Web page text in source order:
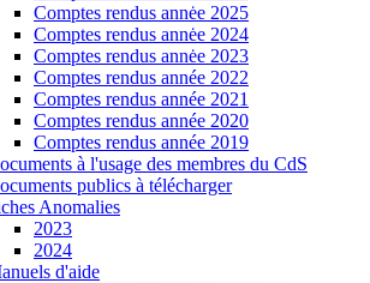
Comptes rendus annėe 2025
Comptes rendus annėe 2024
Comptes rendus annėe 2023
Comptes rendus année 2022
Comptes rendus année 2021
Comptes rendus année 2020
Comptes rendus année 2019
à l'usage des membres du CdS
publics à télécharger
Anomalies
2023
2024
d'aide